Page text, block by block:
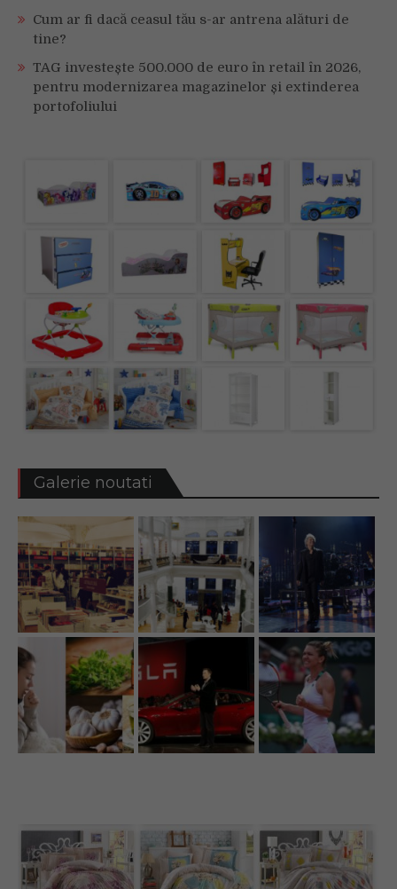
Cum ar fi dacă ceasul tău s-ar antrena alături de
tine?
TAG investește 500.000 de euro în retail în 2026,
pentru modernizarea magazinelor și extinderea
portofoliului
Galerie noutati